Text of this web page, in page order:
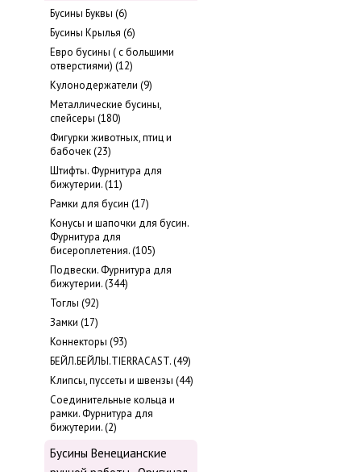
Бусины Буквы (6)
Бусины Крылья (6)
Евро бусины ( с большими
отверстиями) (12)
Кулонодержатели (9)
Металлические бусины,
cпейсеры (180)
Фигурки животных, птиц и
бабочек (23)
Штифты. Фурнитура для
бижутерии. (11)
Рамки для бусин (17)
Конусы и шапочки для бусин.
Фурнитура для
бисероплетения. (105)
Подвески. Фурнитура для
бижутерии. (344)
Тоглы (92)
Замки (17)
Коннекторы (93)
БЕЙЛ.БЕЙЛЫ.TIERRACAST. (49)
Клипсы, пуссеты и швензы (44)
Соединительные кольца и
рамки. Фурнитура для
бижутерии. (2)
Бусины Венецианские